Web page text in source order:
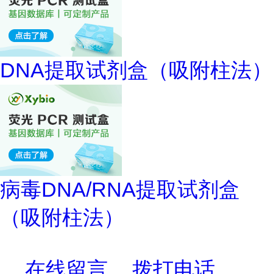
DNA提取试剂盒（吸附柱法）
病毒DNA/RNA提取试剂盒
（吸附柱法）
在线留言 拨打电话